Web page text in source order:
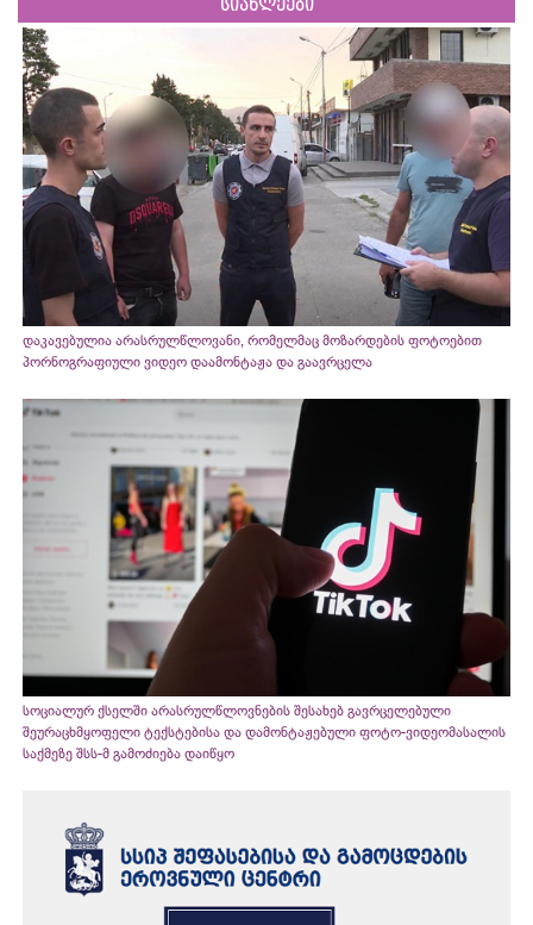
სიახლეები
დაკავებულია არასრულწლოვანი, რომელმაც მოზარდების ფოტოებით
პორნოგრაფიული ვიდეო დაამონტაჟა და გაავრცელა
სოციალურ ქსელში არასრულწლოვნების შესახებ გავრცელებული
შეურაცხმყოფელი ტექსტებისა და დამონტაჟებული ფოტო-ვიდეომასალის
საქმეზე შსს-მ გამოძიება დაიწყო